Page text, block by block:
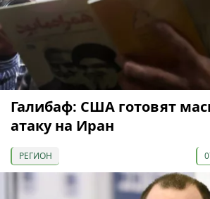
Галибаф: США готовят
атаку на Иран
РЕГИОН